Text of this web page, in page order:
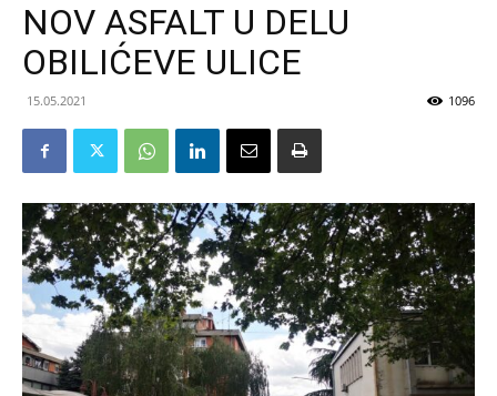
NOV ASFALT U DELU
OBILIĆEVE ULICE
15.05.2021 1096